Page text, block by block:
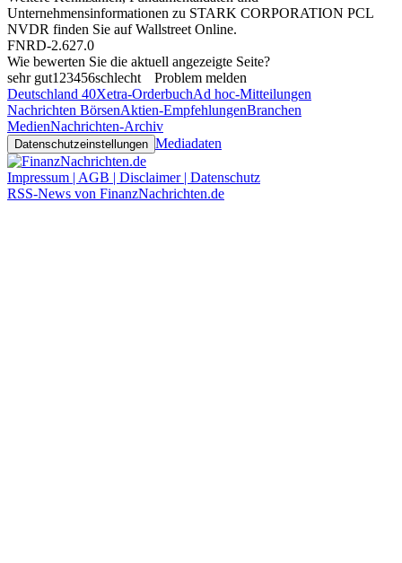
Unternehmensinformationen zu STARK CORPORATION PCL
NVDR finden Sie aufWallstreet Online.
FNRD-2.627.0
Wie bewerten Sie die aktuell angezeigte Seite?
sehr gut1 23456schlecht
Problem melden
Deutschland 40Xetra-OrderbuchAd hoc-Mitteilungen
Nachrichten BörsenAktien-EmpfehlungenBranchen
MedienNachrichten-Archiv
Datenschutzeinstellungen Mediadaten
Impressum | AGB | Disclaimer | Datenschutz
RSS-News von FinanzNachrichten.de